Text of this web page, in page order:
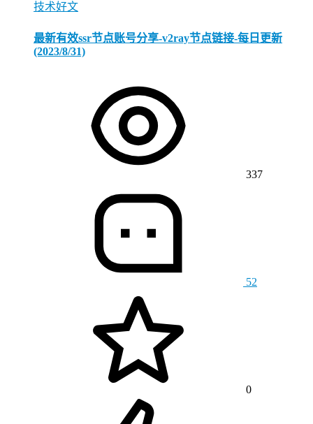
技术好文
最新有效ssr节点账号分享-v2ray节点链接-每日更新
(2023/8/31)
337
52
0